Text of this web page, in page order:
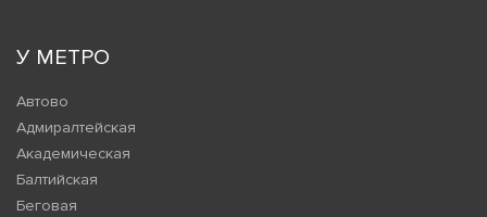
У МЕТРО
Автово
Адмиралтейская
Академическая
Балтийская
Беговая